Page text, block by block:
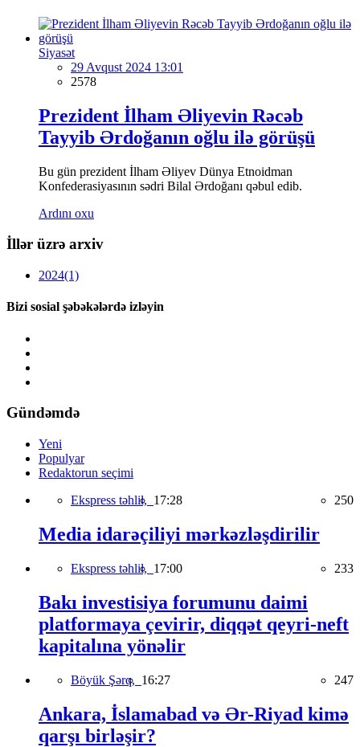
Siyasət
29 Avqust 2024 13:01
2578
Prezident İlham Əliyevin Rəcəb
Tayyib Ərdoğanın oğlu ilə görüşü
Bu gün prezident İlham Əliyev Dünya Etnoidman
Konfederasiyasının sədri Bilal Ərdoğanı qəbul edib.
Ardını oxu
İllər üzrə arxiv
2024(1)
Bizi sosial şəbəkələrdə izləyin
Gündəmdə
Yeni
Populyar
Redaktorun seçimi
Ekspress təhlil, 17:28 250
Media idarəçiliyi mərkəzləşdirilir
Ekspress təhlil, 17:00 233
Bakı investisiya forumunu daimi
platformaya çevirir, diqqət qeyri-neft
kapitalına yönəlir
Böyük Şərq, 16:27 247
Ankara, İslamabad və Ər-Riyad kimə
qarşı birləşir?